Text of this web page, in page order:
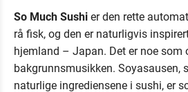
So Much Sushi er den rette
rå fisk, og den er naturligvis
hjemland – Japan. Det er noe som
bakgrunnsmusikken. Soyasausen,
naturlige ingrediensene i sushi, er